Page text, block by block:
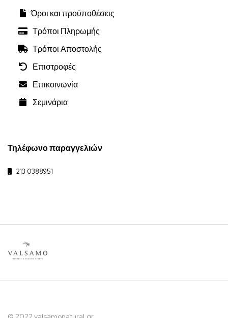
Όροι και προϋποθέσεις
Τρόποι Πληρωμής
Τρόποι Αποστολής
Επιστροφές
Επικοινωνία
Σεμινάρια
Τηλέφωνο παραγγελιών
213 0388951